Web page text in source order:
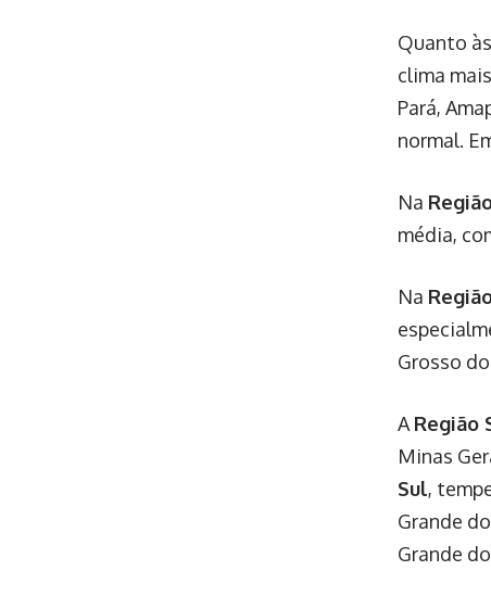
Quanto
clima
Pará,
normal.
Na
média,
Na
Grosso
A Região
Minas
Sul,
Grande
Grande